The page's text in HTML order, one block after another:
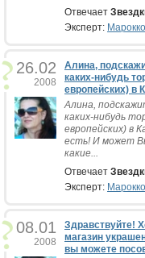
Отвечает
Эксперт: Марокко
26.02
2008
Алина,
каких-нибудь
европейских) в
Алина,
каких-нибудь
европейских) в
есть! И может
какие...
Отвечает
Эксперт: Марокко
08.01
2008
Здравствуйте!
магазин
вы можете